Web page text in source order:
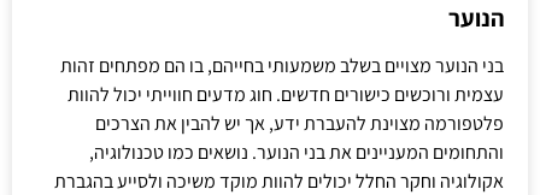
הנוער
בני הנוער מצויים בשלב משמעותי בחייהם, בו הם מפתחים זהות
עצמית ורוכשים כישורים חדשים. חוג מדעים חווייתי יכול להוות
פלטפורמה מצוינת להעברת ידע, אך יש להבין את הצרכים
והתחומים המעניינים את בני הנוער. נושאים כמו טכנולוגיה,
אקולוגיה וחקר החלל יכולים להוות מוקד משיכה ולסייע בהגברת